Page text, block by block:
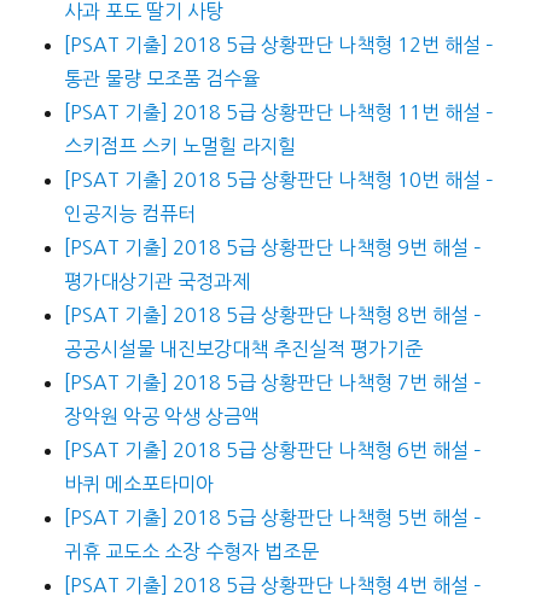
사과 포도 딸기 사탕
[PSAT 기출] 2018 5급 상황판단 나책형 12번 해설 –
통관 물량 모조품 검수율
[PSAT 기출] 2018 5급 상황판단 나책형 11번 해설 –
스키점프 스키 노멀힐 라지힐
[PSAT 기출] 2018 5급 상황판단 나책형 10번 해설 –
인공지능 컴퓨터
[PSAT 기출] 2018 5급 상황판단 나책형 9번 해설 –
평가대상기관 국정과제
[PSAT 기출] 2018 5급 상황판단 나책형 8번 해설 –
공공시설물 내진보강대책 추진실적 평가기준
[PSAT 기출] 2018 5급 상황판단 나책형 7번 해설 –
장악원 악공 악생 상금액
[PSAT 기출] 2018 5급 상황판단 나책형 6번 해설 –
바퀴 메소포타미아
[PSAT 기출] 2018 5급 상황판단 나책형 5번 해설 –
귀휴 교도소 소장 수형자 법조문
[PSAT 기출] 2018 5급 상황판단 나책형 4번 해설 –